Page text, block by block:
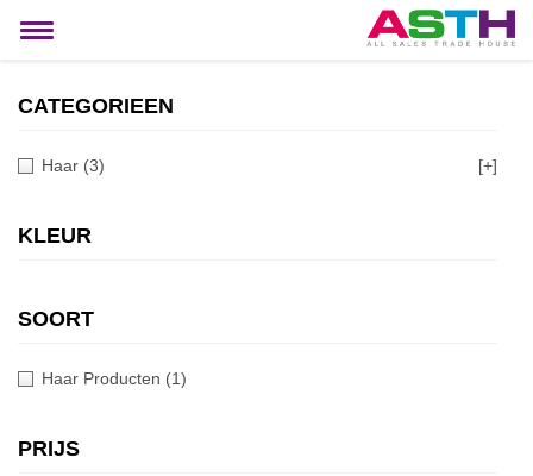
Toggle
CATEGORIEEN
Haar (3) [+]
KLEUR
SOORT
Haar Producten (1)
PRIJS